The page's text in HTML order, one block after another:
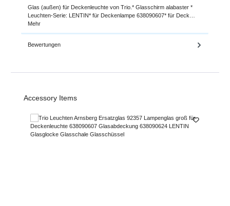
Glas (außen) für Deckenleuchte von Trio.* Glasschirm alabaster *
Leuchten-Serie: LENTIN* für Deckenlampe 638090607* für Deck…
Mehr
Bewertungen
Produktgalerie überspringen
Accessory Items